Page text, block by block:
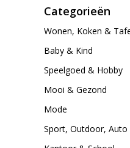
Categorieën
Wonen, Koken &
Baby & Kind
Speelgoed & Hobby
Mooi & Gezond
Mode
Sport, Outdoor, Auto